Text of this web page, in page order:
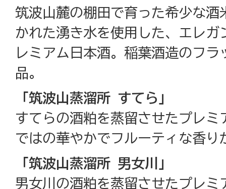
筑波山麓の棚田で育った希少な酒
かれた湧き水を使用した、エレガ
レミアム日本酒。稲葉酒造のフ
品。
「筑波山蒸溜所 すてら」
すてらの酒粕を蒸留させたプレミ
ではの華やかでフルーティな香り
「筑波山蒸溜所 男女川」
男女川の酒粕を蒸留させたプレミ